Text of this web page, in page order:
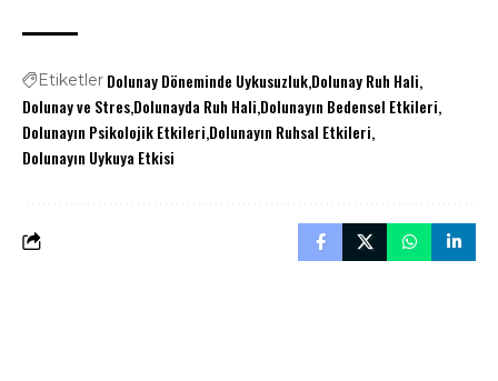
Etiketler Dolunay Döneminde UykusuzlukDolunay Ruh Hali
Dolunay ve StresDolunayda Ruh Hali Dolunayın Bedensel Etkileri
Dolunayın Psikolojik Etkileri Dolunayın Ruhsal Etkileri
Dolunayın Uykuya Etkisi